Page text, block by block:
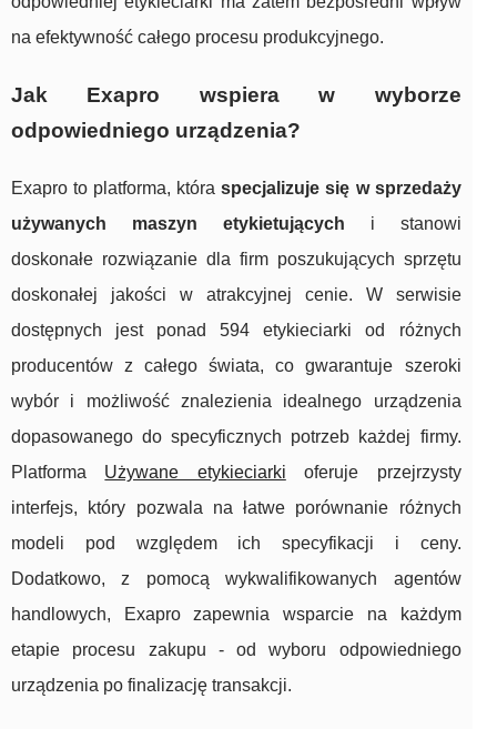
na efektywność całego procesu produkcyjnego.
Jak Exapro wspiera w wyborze
odpowiedniego urządzenia?
Exapro to platforma, któraspecjalizuje się w sprzedaży
używanych maszyn etykietujących i stanowi
doskonałe rozwiązanie dla firm poszukujących sprzętu
doskonałej jakości w atrakcyjnej cenie. W serwisie
dostępnych jest ponad 594 etykieciarki od różnych
producentów z całego świata, co gwarantuje szeroki
wybór i możliwość znalezienia idealnego urządzenia
dopasowanego do specyficznych potrzeb każdej firmy.
Platforma Używane etykieciarki oferuje przejrzysty
interfejs, który pozwala na łatwe porównanie różnych
modeli pod względem ich specyfikacji i ceny.
Dodatkowo, z pomocą wykwalifikowanych agentów
handlowych, Exapro zapewnia wsparcie na każdym
etapie procesu zakupu - od wyboru odpowiedniego
urządzenia po finalizację transakcji.